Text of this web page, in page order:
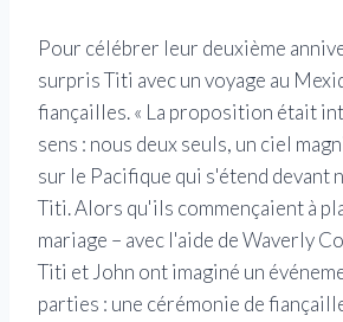
Pour célébrer leur deuxième
surpris Titi avec un voyage au
fiançailles. « La proposition était
sens : nous deux seuls, un ciel
sur le Pacifique qui s'étend devant
Titi. Alors qu'ils commençaient à
mariage – avec l'aide de Waverly
Titi et John ont imaginé un
parties : une cérémonie de